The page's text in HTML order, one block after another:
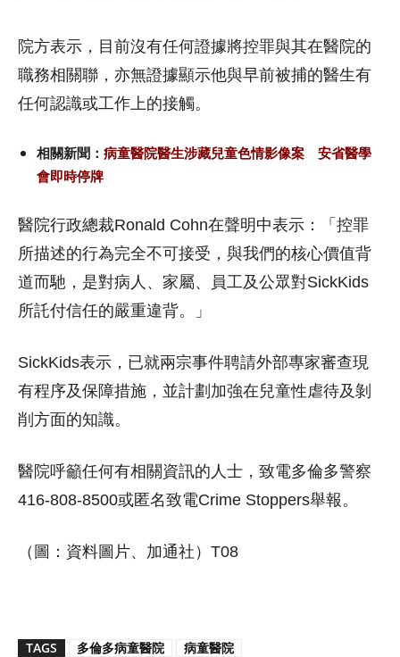
院方表示，目前沒有任何證據將控罪與其在醫院的
職務相關聯，亦無證據顯示他與早前被捕的醫生有
任何認識或工作上的接觸。
相關新聞： 病童醫院醫生涉藏兒童色情影像案 安省醫學
會即時停牌
醫院行政總裁Ronald Cohn在聲明中表示：「控罪
所描述的行為完全不可接受，與我們的核心價值背
道而馳，是對病人、家屬、員工及公眾對SickKids
所託付信任的嚴重違背。」
SickKids表示，已就兩宗事件聘請外部專家審查現
有程序及保障措施，並計劃加強在兒童性虐待及剝
削方面的知識。
醫院呼籲任何有相關資訊的人士，致電多倫多警察
416-808-8500或匿名致電Crime Stoppers舉報。
（圖：資料圖片、加通社）T08
TAGS 多倫多病童醫院 病童醫院